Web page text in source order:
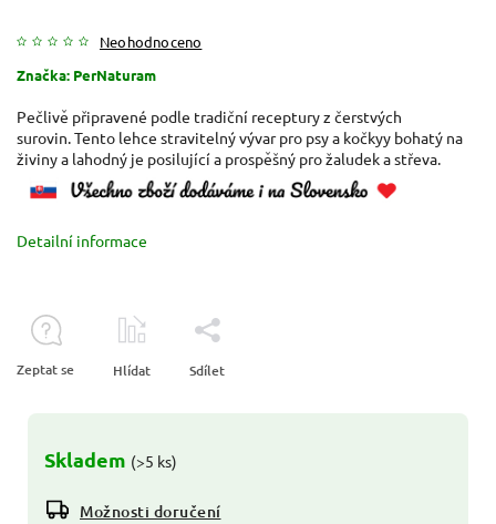
Neohodnoceno
Značka: PerNaturam
Skladem (>5 ks)
Možnosti doručení
Pečlivě připravené podle tradiční receptury z čerstvých
surovin. Tento lehce stravitelný vývar pro psy a kočkyy bohatý na
živiny a lahodný je posilující a prospěšný pro žaludek a střeva.
Detailní informace
Zeptat se Hlídat Sdílet